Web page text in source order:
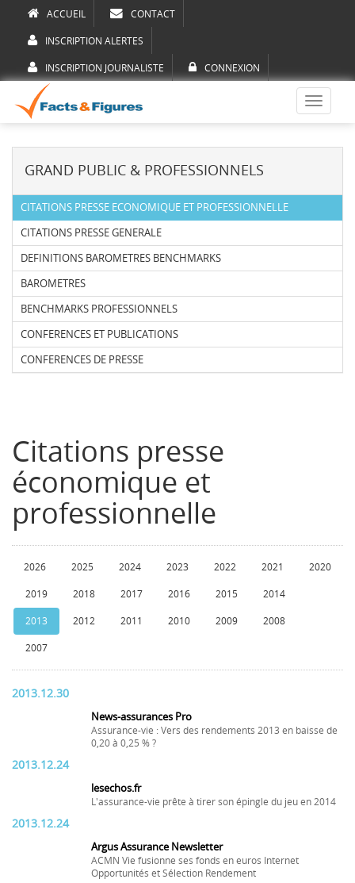
ACCUEIL CONTACT
INSCRIPTION ALERTES
INSCRIPTION JOURNALISTE CONNEXION
Toggle
GRAND PUBLIC & PROFESSIONNELS
CITATIONS PRESSE ECONOMIQUE ET PROFESSIONNELLE
CITATIONS PRESSE GENERALE
DEFINITIONS BAROMETRES BENCHMARKS
BAROMETRES
BENCHMARKS PROFESSIONNELS
CONFERENCES ET PUBLICATIONS
CONFERENCES DE PRESSE
Citations presse
économique et
professionnelle
2026 2025 2024 2023 2022 2021 2020
2019 2018 2017 2016 2015 2014
2013 2012 2011 2010 2009 2008
2007
2013.12.30
News-assurances Pro
Assurance-vie : Vers des rendements 2013 en baisse de
0,20 à 0,25 % ?
2013.12.24
lesechos.fr
L'assurance-vie prête à tirer son épingle du jeu en 2014
2013.12.24
Argus Assurance Newsletter
ACMN Vie fusionne ses fonds en euros Internet
Opportunités et Sélection Rendement